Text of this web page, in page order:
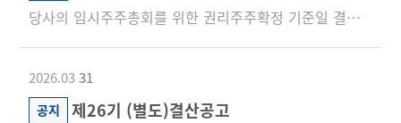
당사의 임시주주총회를 위한 권리주주확정 기준일 결정을 아래와 같이 공지합니다. 주주명부폐쇄 기준...
2026.0331
공지 제26기 (별도)결산공고